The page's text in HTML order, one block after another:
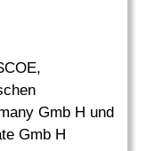
Gmb H und
Gmb H